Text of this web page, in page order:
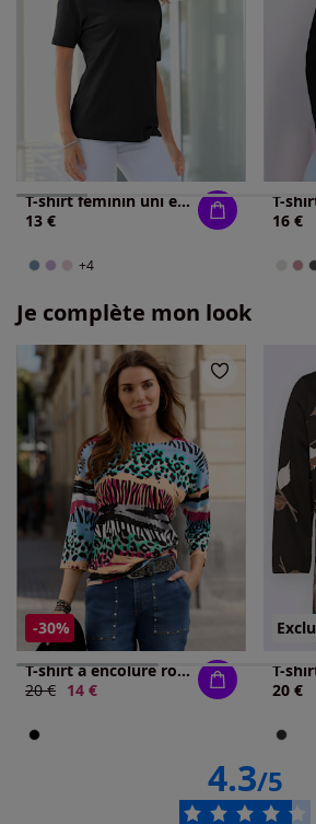
T-shirt féminin uni et confortable
13 €
+4
16 €
Je complète mon look
-30%
T-shirt à encolure ronde pur coton
Ancien prix :
20 € Nouveau prix :
14 €
20 €
4.3/5